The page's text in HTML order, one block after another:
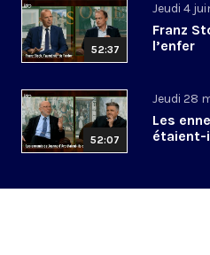
52:37
Jeudi 4
Franz
l’enfer
52:07
Jeudi 28
Les
étaient-